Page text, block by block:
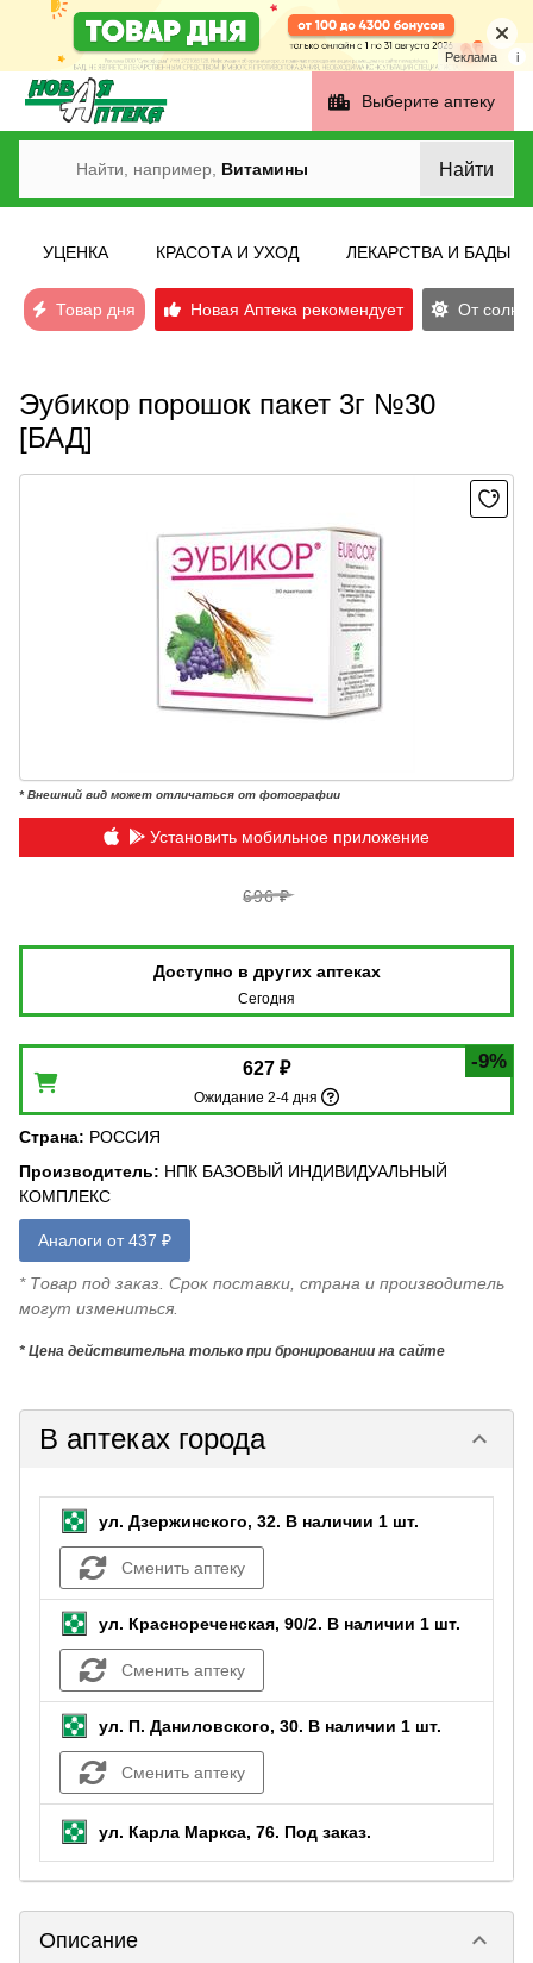
Реклама i
Выберите аптеку
Найти, например, Витамины Найти
УЦЕНКА КРАСОТА И УХОД ЛЕКАРСТВА И БАДЫ
Товар дня Новая Аптека рекомендует От
Эубикор порошок пакет 3г №30
[БАД]
* Внешний вид может отличаться от фотографии
Установить мобильное приложение
696 ₽
Доступно в других аптеках
Сегодня
-9%
627 ₽
Ожидание 2-4 дня
Страна: РОССИЯ
Производитель: НПК БАЗОВЫЙ ИНДИВИДУАЛЬНЫЙ
КОМПЛЕКС
Аналоги от 437 ₽
* Товар под заказ. Срок поставки, страна и производитель
могут измениться.
* Цена действительна только при бронировании на сайте
В аптеках города keyboard_arrow_down
ул. Дзержинского, 32. В наличии 1 шт.
Сменить аптеку
ул. Краснореченская, 90/2. В наличии 1 шт.
Сменить аптеку
ул. П. Даниловского, 30. В наличии 1 шт.
Сменить аптеку
ул. Карла Маркса, 76. Под заказ.
Описание keyboard_arrow_down